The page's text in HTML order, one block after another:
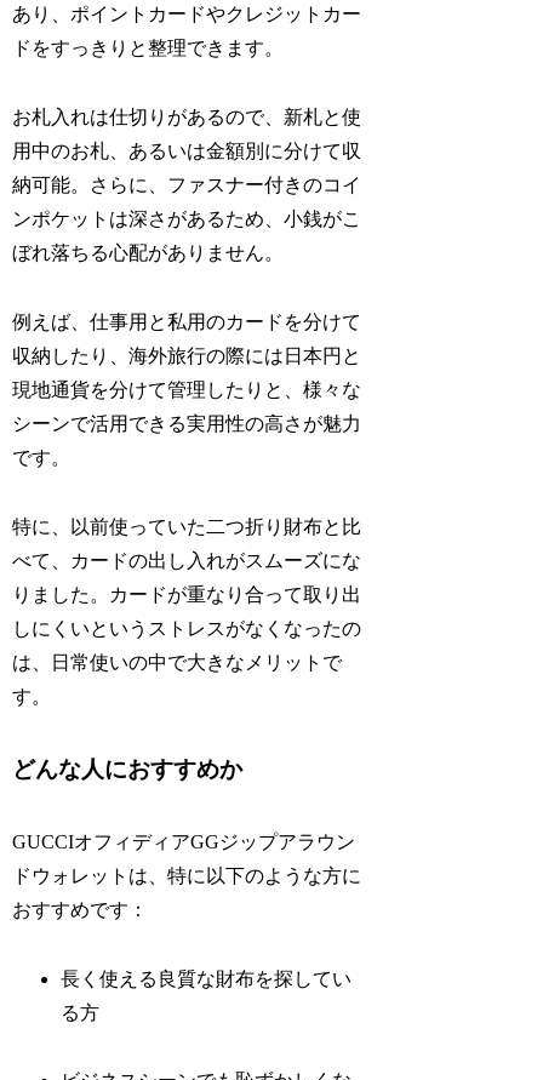
あり、ポイントカードやクレジットカー
ドをすっきりと整理できます。
お札入れは仕切りがあるので、新札と使
用中のお札、あるいは金額別に分けて収
納可能。さらに、ファスナー付きのコイ
ンポケットは深さがあるため、小銭がこ
ぼれ落ちる心配がありません。
例えば、仕事用と私用のカードを分けて
収納したり、海外旅行の際には日本円と
現地通貨を分けて管理したりと、様々な
シーンで活用できる実用性の高さが魅力
です。
特に、以前使っていた二つ折り財布と比
べて、カードの出し入れがスムーズにな
りました。カードが重なり合って取り出
しにくいというストレスがなくなったの
は、日常使いの中で大きなメリットで
す。
どんな人におすすめか
GUCCIオフィディアGGジップアラウン
ドウォレットは、特に以下のような方に
おすすめです：
長く使える良質な財布を探してい
る方